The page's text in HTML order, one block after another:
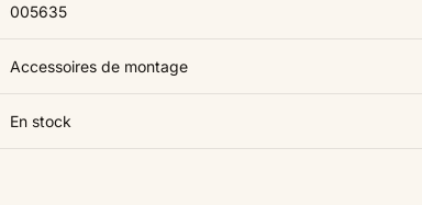
005635
Accessoires de montage
En stock